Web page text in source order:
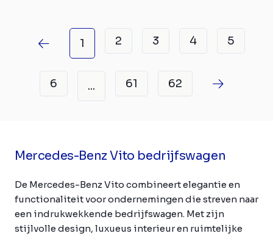
1 2 3 4 5
6 ... 61 62
Mercedes-Benz Vito bedrijfswagen
De Mercedes-Benz Vito combineert elegantie en
functionaliteit voor ondernemingen die streven naar
een indrukwekkende bedrijfswagen. Met zijn
stijlvolle design, luxueus interieur en ruimtelijke